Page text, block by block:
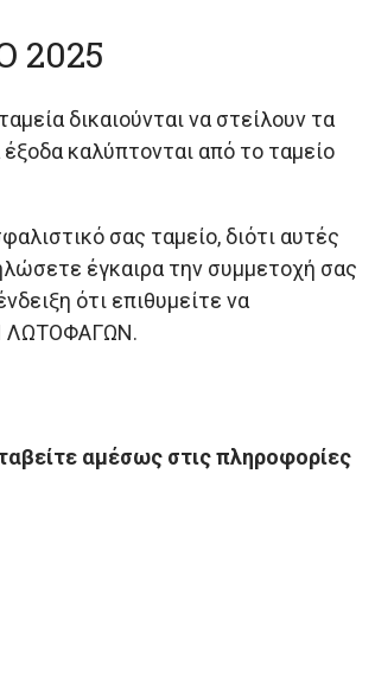
2025
δικαιούνται να στείλουν τα
καλύπτονται από το ταμείο
σας ταμείο, διότι αυτές
έγκαιρα την συμμετοχή σας
ότι επιθυμείτε να
ΛΩΤOΦΑΓΩΝ.
αμέσως στις πληροφορίες